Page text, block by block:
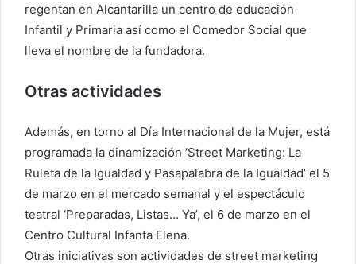
regentan en Alcantarilla un centro de educación
Infantil y Primaria así como el Comedor Social que
lleva el nombre de la fundadora.
Otras actividades
Además, en torno al Día Internacional de la Mujer, está
programada la dinamización ‘Street Marketing: La
Ruleta de la Igualdad y Pasapalabra de la Igualdad’ el 5
de marzo en el mercado semanal y el espectáculo
teatral ‘Preparadas, Listas… Ya’, el 6 de marzo en el
Centro Cultural Infanta Elena.
Otras iniciativas son actividades de street marketing